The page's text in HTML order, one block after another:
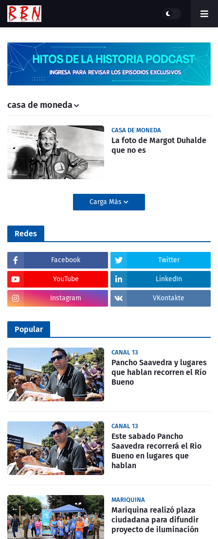
casa de moneda
CASA DE MONEDA
La foto de Margot Duhalde
que no es
Carga Más
Redes
Facebook Twitter
YouTube LinkedIn
Instagram VKontakte
Popular
CANAL 13
Pancho Saavedra y lugares
que hablan recorren el Río
Bueno
CANAL 13
Este sabado Pancho
Saavedra recorrerá el Rio
Bueno en lugares que
hablan
MARIQUINA
Mariquina realizó plaza
ciudadana para difundir
proyecto de iluminación